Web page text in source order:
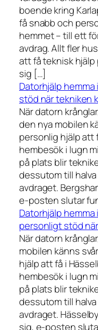
boende kring
få snabb och
hemmet – till ett
avdrag. Allt fler
att få teknisk
sig […]
Datorhjälp
stöd när tekniken
När datorn
den nya mobilen
personlig hjälp att
hembesök i lugn
på plats blir
dessutom till
avdraget.
e-posten slutar
Datorhjälp hemma
personligt stöd
När datorn
mobilen känns
hjälp att få i
hembesök i lugn
på plats blir
dessutom till
avdraget.
sig, e-posten